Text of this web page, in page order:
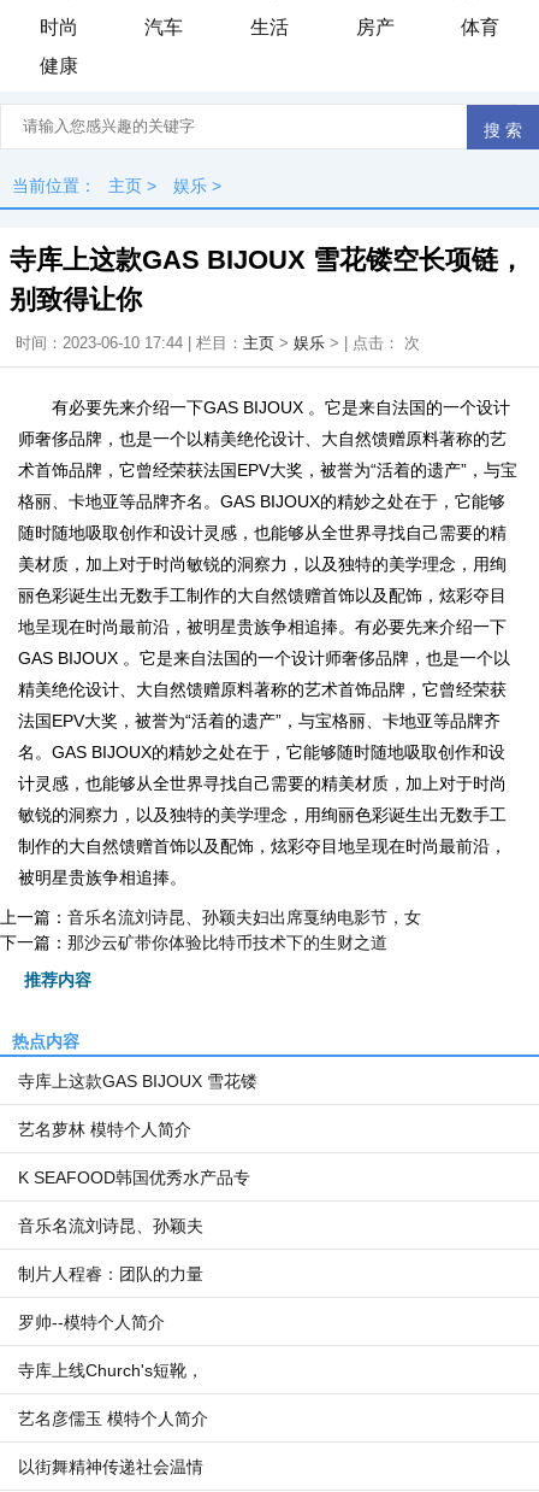
时尚
汽车 生活 房产
体育
健康
当前位置： 主页 > 娱乐 >
寺库上这款GAS BIJOUX 雪花镂空长项链，
别致得让你
时间：2023-06-10 17:44 | 栏目： 主页 > 娱乐 > | 点击： 次
有必要先来介绍一下GAS BIJOUX 。它是来自法国的一个设计
师奢侈品牌，也是一个以精美绝伦设计、大自然馈赠原料著称的艺
术首饰品牌，它曾经荣获法国EPV大奖，被誉为“活着的遗产”，与宝
格丽、卡地亚等品牌齐名。GAS BIJOUX的精妙之处在于，它能够
随时随地吸取创作和设计灵感，也能够从全世界寻找自己需要的精
美材质，加上对于时尚敏锐的洞察力，以及独特的美学理念，用绚
丽色彩诞生出无数手工制作的大自然馈赠首饰以及配饰，炫彩夺目
地呈现在时尚最前沿，被明星贵族争相追捧。有必要先来介绍一下
GAS BIJOUX 。它是来自法国的一个设计师奢侈品牌，也是一个以
精美绝伦设计、大自然馈赠原料著称的艺术首饰品牌，它曾经荣获
法国EPV大奖，被誉为“活着的遗产”，与宝格丽、卡地亚等品牌齐
名。GAS BIJOUX的精妙之处在于，它能够随时随地吸取创作和设
计灵感，也能够从全世界寻找自己需要的精美材质，加上对于时尚
敏锐的洞察力，以及独特的美学理念，用绚丽色彩诞生出无数手工
制作的大自然馈赠首饰以及配饰，炫彩夺目地呈现在时尚最前沿，
被明星贵族争相追捧。
上一篇： 音乐名流刘诗昆、孙颖夫妇出席戛纳电影节，女
下一篇： 那沙云矿带你体验比特币技术下的生财之道
推荐内容
热点内容
寺库上这款GAS BIJOUX 雪花镂
艺名萝林 模特个人简介
K SEAFOOD韩国优秀水产品专
音乐名流刘诗昆、孙颖夫
制片人程睿：团队的力量
罗帅--模特个人简介
寺库上线Church's短靴，
艺名彦儒玉 模特个人简介
以街舞精神传递社会温情